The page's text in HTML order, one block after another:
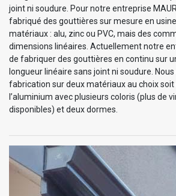
joint ni soudure. Pour notre entreprise
fabriqué des gouttières sur mesure en
matériaux : alu, zinc ou PVC, mais des
dimensions linéaires. Actuellement notre
de fabriquer des gouttières en continu sur
longueur linéaire sans joint ni soudure.
fabrication sur deux matériaux au choix soit
l’aluminium avec plusieurs coloris (plus de
disponibles) et deux dormes.